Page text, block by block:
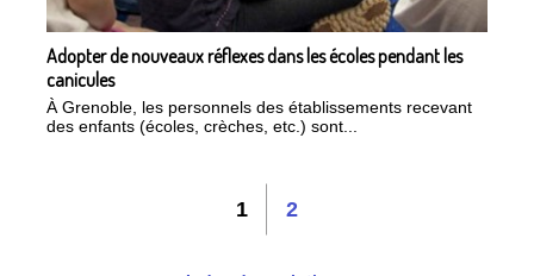
Adopter de nouveaux réflexes dans les écoles pendant les
canicules
À Grenoble, les personnels des établissements recevant
des enfants (écoles, crèches, etc.) sont...
1 2